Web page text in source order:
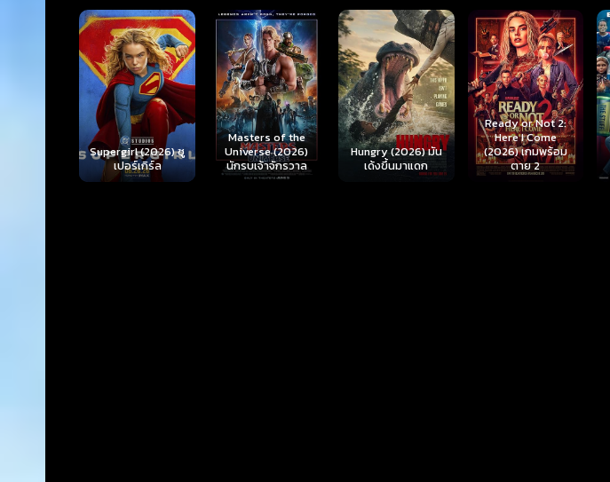
Masters of the
Universe (2026)
นักรบเจ้าจักรวาล
Hungry (2026) มัน
เด้งขึ้นมาแดก
Ready or Not 2:
Here I Come
(2026) เกมพร้อม
ตาย 2
Scary Movie 6
(2026) ยำหนังจี้ 6